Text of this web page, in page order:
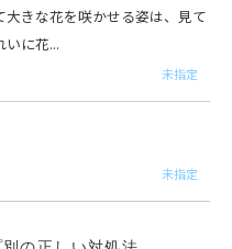
きな花を咲かせる姿は、見て
いに花...
未指定
未指定